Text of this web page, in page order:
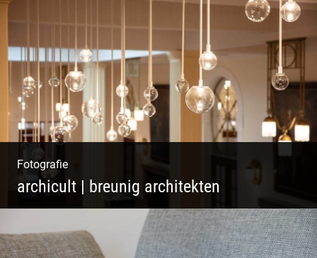
Pint- & Webdesign, Fotografie & Corporate-
Fotografie
archicult | breunig architekten
Wasser im Fluss der Kurstadt